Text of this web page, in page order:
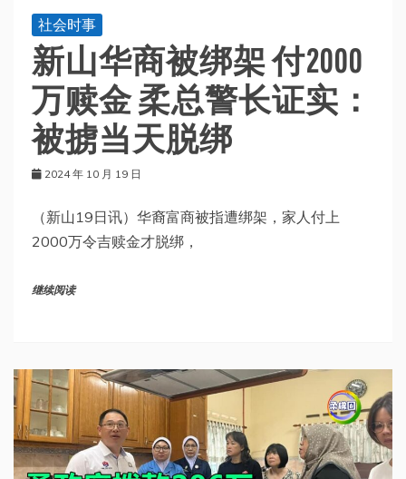
社会时事
新山华商被绑架 付2000
万赎金 柔总警长证实：
被掳当天脱绑
2024 年 10 月 19 日
（新山19日讯）华裔富商被指遭绑架，家人付上
2000万令吉赎金才脱绑，
继续阅读